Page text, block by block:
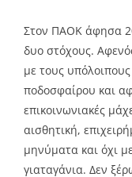
Στον ΠΑΟΚ άφησα
δυο στόχους.
με τους
ποδοσφαίρου και
επικοινωνιακές
αισθητική,
μηνύματα και όχι
γιαταγάνια. Δεν